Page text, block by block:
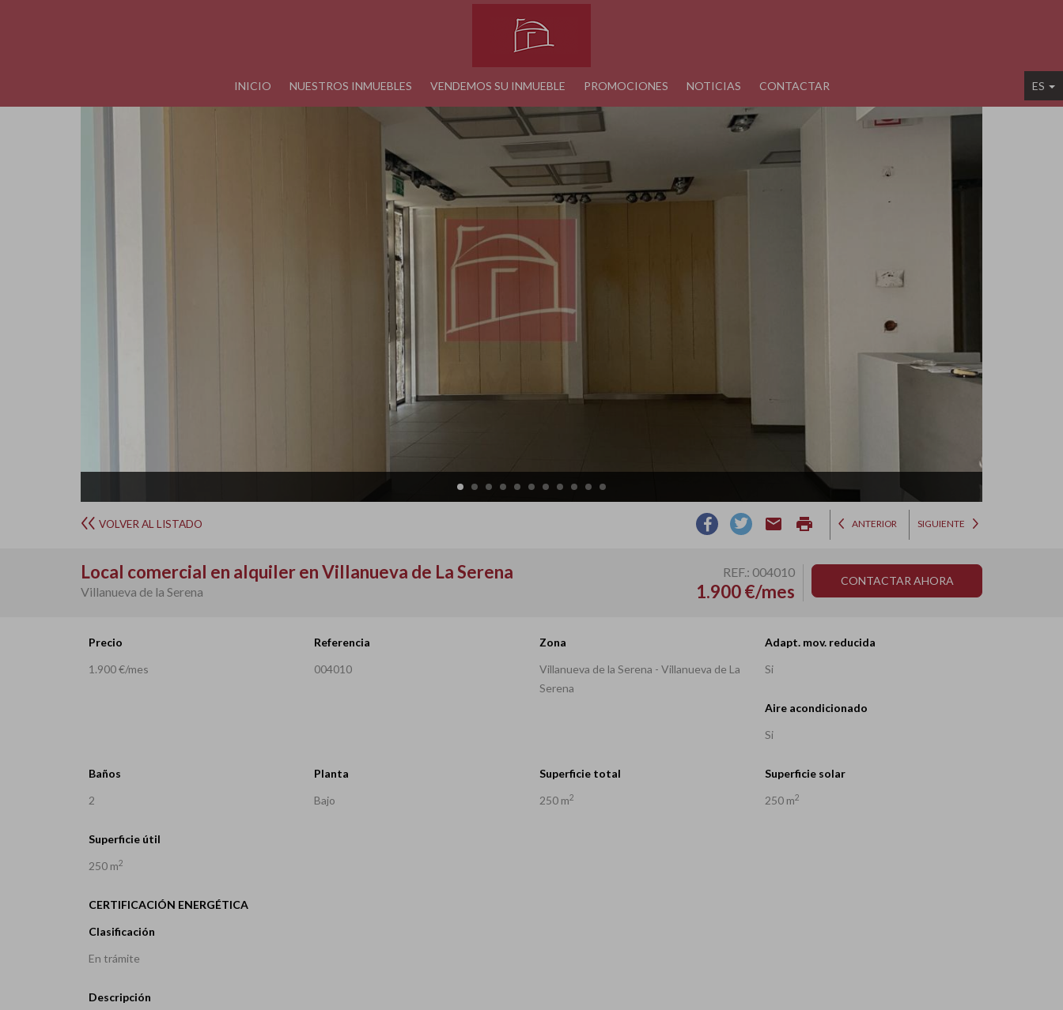
INICIO NUESTROS INMUEBLES VENDEMOS SU INMUEBLE PROMOCIONES NOTICIAS CONTACTAR ES
VOLVER AL LISTADO email print ANTERIOR SIGUIENTE
Local comercial en alquiler en Villanueva de La Serena
Villanueva de la Serena
REF.: 004010
1.900 €/mes
CONTACTAR AHORA
Precio
1.900 €/mes
Referencia
004010
Zona
Villanueva de la Serena - Villanueva de La
Serena
Adapt. mov. reducida
Si
Aire acondicionado
Si
Baños
2
Planta
Bajo
Superficie total
250 m2
Superficie solar
250 m2
Superficie útil
250 m2
CERTIFICACIÓN ENERGÉTICA
Clasificación
En trámite
Descripción